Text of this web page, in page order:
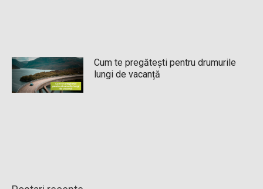
Cum te pregătești pentru drumurile
lungi de vacanță